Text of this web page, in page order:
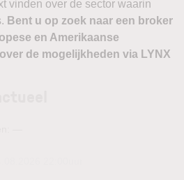
vinden over de sector waarin
Bent u op zoek naar een broker
en Amerikaanse
de mogelijkheden via LYNX